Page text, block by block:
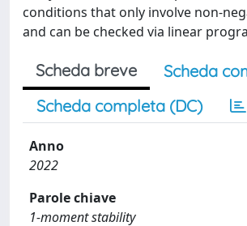
conditions that only involve non-
and can be checked via linear
Scheda breve
Scheda
Scheda completa (DC)
Anno
2022
Parole chiave
1-moment stability